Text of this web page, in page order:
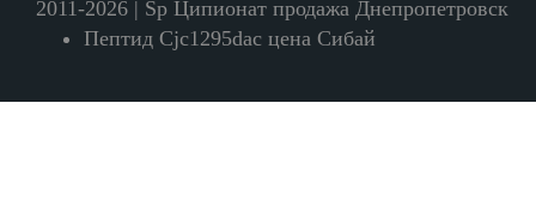
2011-2026 | Sp Ципионат продажа Днепропетровск
Пептид Cjc1295dac цена Сибай